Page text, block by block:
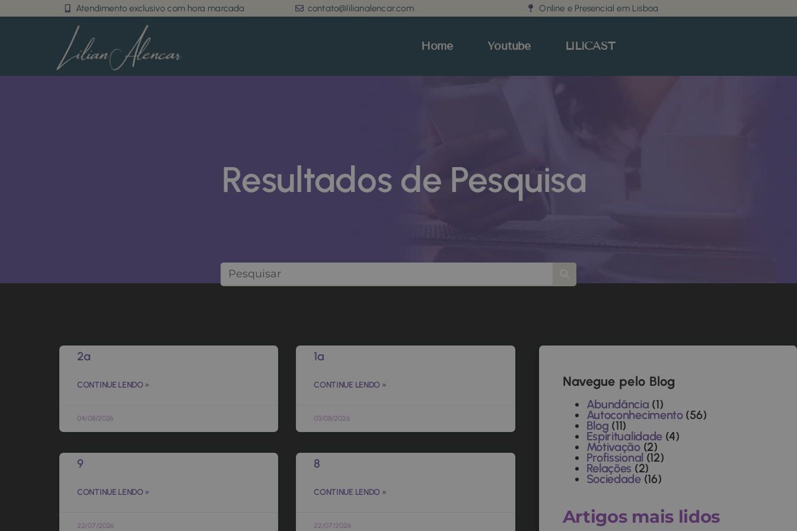
Atendimento exclusivo com hora marcada contato@lilianalencar.com Online e Presencial em Lisboa
Home Youtube LiLiCAST
Resultados de Pesquisa
2a
CONTINUE LENDO »
04/08/2026
1a
CONTINUE LENDO »
03/08/2026
9
CONTINUE LENDO »
22/07/2026
8
CONTINUE LENDO »
22/07/2026
Navegue pelo Blog
Abundância (1)
Autoconhecimento(56)
Blog (11)
Espiritualidade (4)
Motivação(2)
Profissional (12)
Relações (2)
Sociedade(16)
Artigos mais lidos